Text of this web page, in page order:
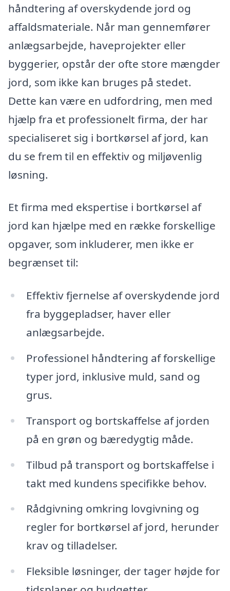
håndtering af overskydende jord og
affaldsmateriale. Når man gennemfører
anlægsarbejde, haveprojekter eller
byggerier, opstår der ofte store mængder
jord, som ikke kan bruges på stedet.
Dette kan være en udfordring, men med
hjælp fra et professionelt firma, der har
specialiseret sig i bortkørsel af jord, kan
du se frem til en effektiv og miljøvenlig
løsning.
Et firma med ekspertise i bortkørsel af
jord kan hjælpe med en række forskellige
opgaver, som inkluderer, men ikke er
begrænset til:
Effektiv fjernelse af overskydende jord
fra byggepladser, haver eller
anlægsarbejde.
Professionel håndtering af forskellige
typer jord, inklusive muld, sand og
grus.
Transport og bortskaffelse af jorden
på en grøn og bæredygtig måde.
Tilbud på transport og bortskaffelse i
takt med kundens specifikke behov.
Rådgivning omkring lovgivning og
regler for bortkørsel af jord, herunder
krav og tilladelser.
Fleksible løsninger, der tager højde for